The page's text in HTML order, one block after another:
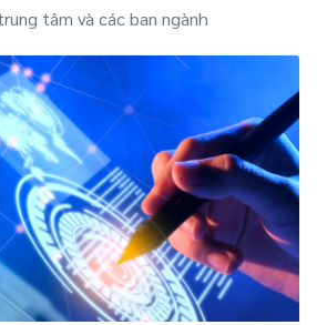
tâm và các ban ngành